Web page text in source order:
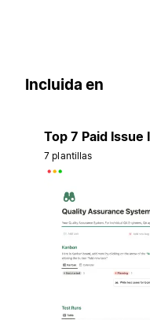
Incluida en
Top 7 Paid
7 plantillas